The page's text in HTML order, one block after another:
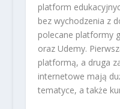
platform
bez wychodzenia z
polecane platformy
oraz Udemy.
platformą, a druga
internetowe mają
tematyce, a także